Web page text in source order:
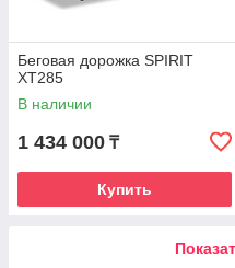
Беговая дорожка SPIRIT
XT285
В наличии
1 434 000 ₸
Купить